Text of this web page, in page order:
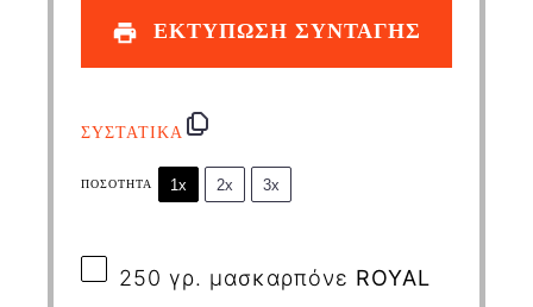
ΕΚΤΥΠΩΣΗ ΣΥΝΤΑΓΗΣ
ΣΥΣΤΑΤΙΚΑ
ΠΟΣΌΤΗΤΑ 1x 2x 3x
250 γρ. μασκαρπόνε ROYAL